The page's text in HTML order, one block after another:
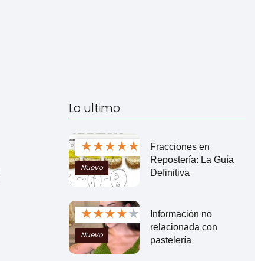
Lo ultimo
★★★★★
Nuevo
Fracciones en
Repostería: La Guía
Definitiva
★★★★★
Nuevo
Información no
relacionada con
pastelería